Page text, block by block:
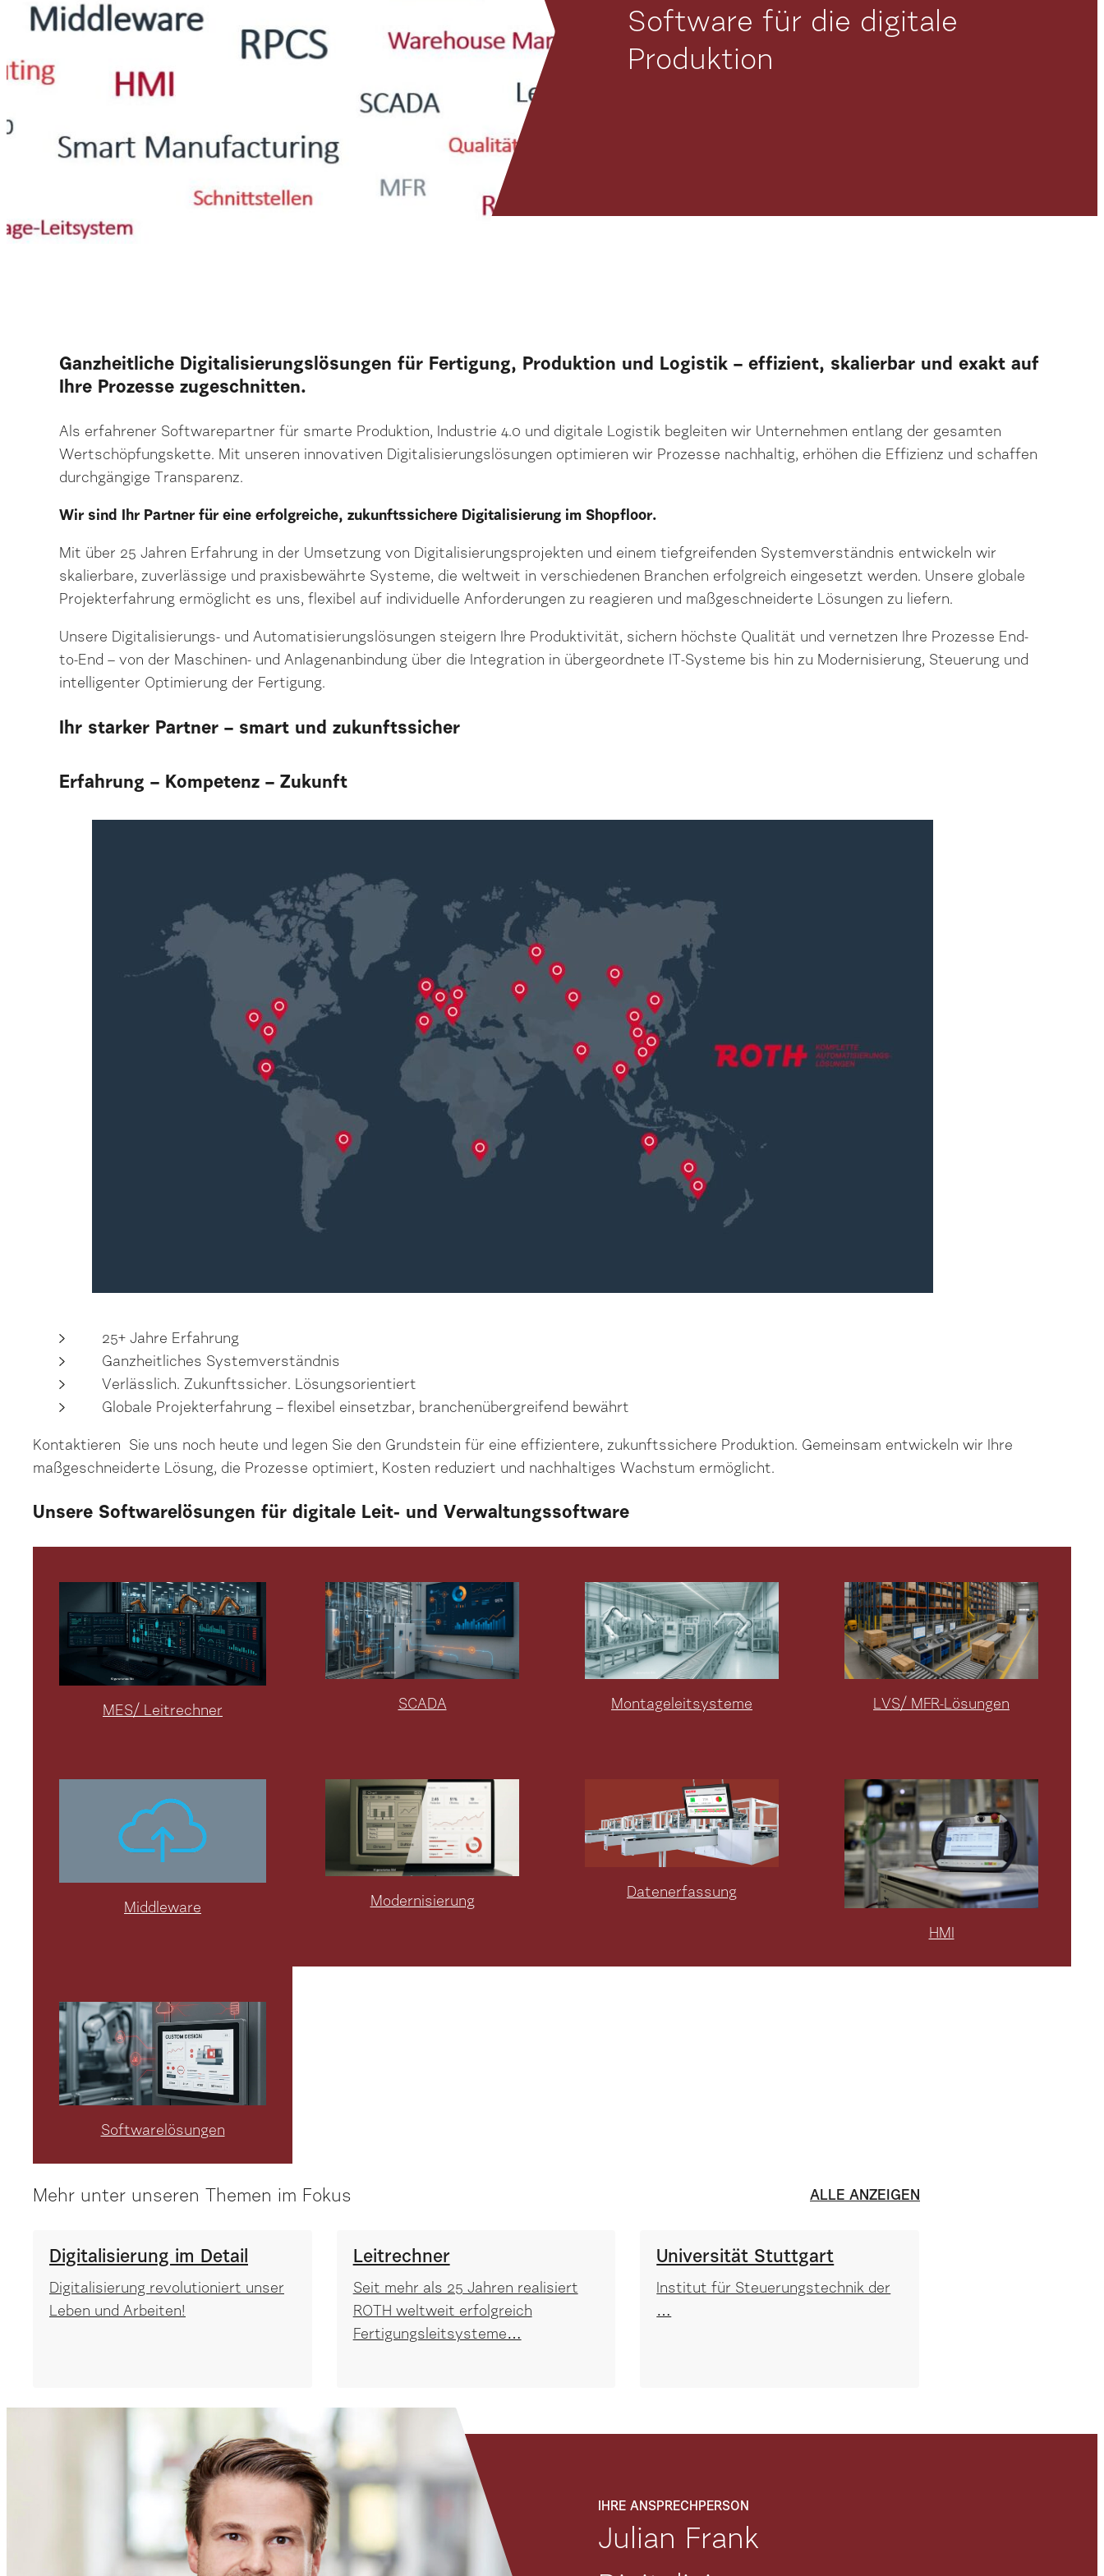
Software für die digitale
Produktion
Ganzheitliche Digitalisierungslösungen für Fertigung, Produktion und Logistik – effizient, skalierbar und exakt auf
Ihre Prozesse zugeschnitten.
Als erfahrener Softwarepartner für smarte Produktion, Industrie 4.0 und digitale Logistik begleiten wir Unternehmen entlang der gesamten
Wertschöpfungskette. Mit unseren innovativen Digitalisierungslösungen optimieren wir Prozesse nachhaltig, erhöhen die Effizienz und schaffen
durchgängige Transparenz.
Wir sind Ihr Partner für eine erfolgreiche, zukunftssichere Digitalisierung im Shopfloor.
Mit über 25 Jahren Erfahrung in der Umsetzung von Digitalisierungsprojekten und einem tiefgreifenden Systemverständnis entwickeln wir
skalierbare, zuverlässige und praxisbewährte Systeme, die weltweit in verschiedenen Branchen erfolgreich eingesetzt werden. Unsere globale
Projekterfahrung ermöglicht es uns, flexibel auf individuelle Anforderungen zu reagieren und maßgeschneiderte Lösungen zu liefern.
Unsere Digitalisierungs- und Automatisierungslösungen steigern Ihre Produktivität, sichern höchste Qualität und vernetzen Ihre Prozesse End-
to-End – von der Maschinen- und Anlagenanbindung über die Integration in übergeordnete IT-Systeme bis hin zu Modernisierung, Steuerung und
intelligenter Optimierung der Fertigung.
Ihr starker Partner – smart und zukunftssicher
Erfahrung – Kompetenz – Zukunft
25+ Jahre Erfahrung
Ganzheitliches Systemverständnis
Verlässlich. Zukunftssicher. Lösungsorientiert
Globale Projekterfahrung – flexibel einsetzbar, branchenübergreifend bewährt
Kontaktieren Sie uns noch heute und legen Sie den Grundstein für eine effizientere, zukunftssichere Produktion. Gemeinsam entwickeln wir Ihre
maßgeschneiderte Lösung, die Prozesse optimiert, Kosten reduziert und nachhaltiges Wachstum ermöglicht.
Unsere Softwarelösungen für digitale Leit- und Verwaltungssoftware
MES/ Leitrechner SCADA Montageleitsysteme LVS/ MFR-Lösungen
Middleware Modernisierung
Datenerfassung
HMI
Softwarelösungen
Mehr unter unseren Themen im Fokus ALLE ANZEIGEN
Digitalisierung im Detail
Digitalisierung revolutioniert unser
Leben und Arbeiten!
Leitrechner
Seit mehr als 25 Jahren realisiert
ROTH weltweit erfolgreich
Fertigungsleitsysteme…
Universität Stuttgart
Institut für Steuerungstechnik der
…
Software für die digitale Produktion
IHRE ANSPRECHPERSON
Julian Frank